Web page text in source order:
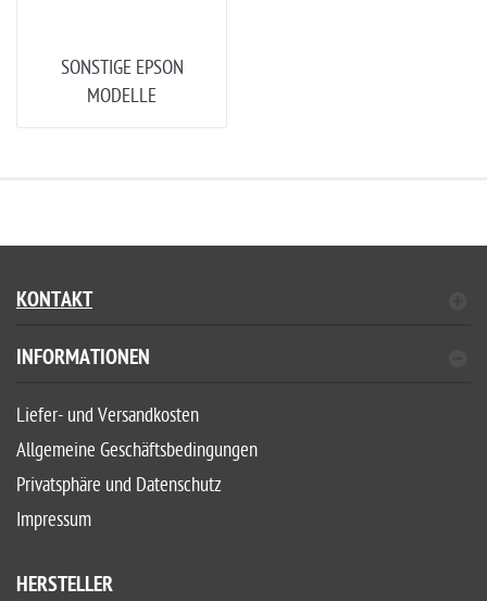
SONSTIGE EPSON
MODELLE
KONTAKT
INFORMATIONEN
Liefer- und Versandkosten
Allgemeine Geschäftsbedingungen
Privatsphäre und Datenschutz
Impressum
HERSTELLER